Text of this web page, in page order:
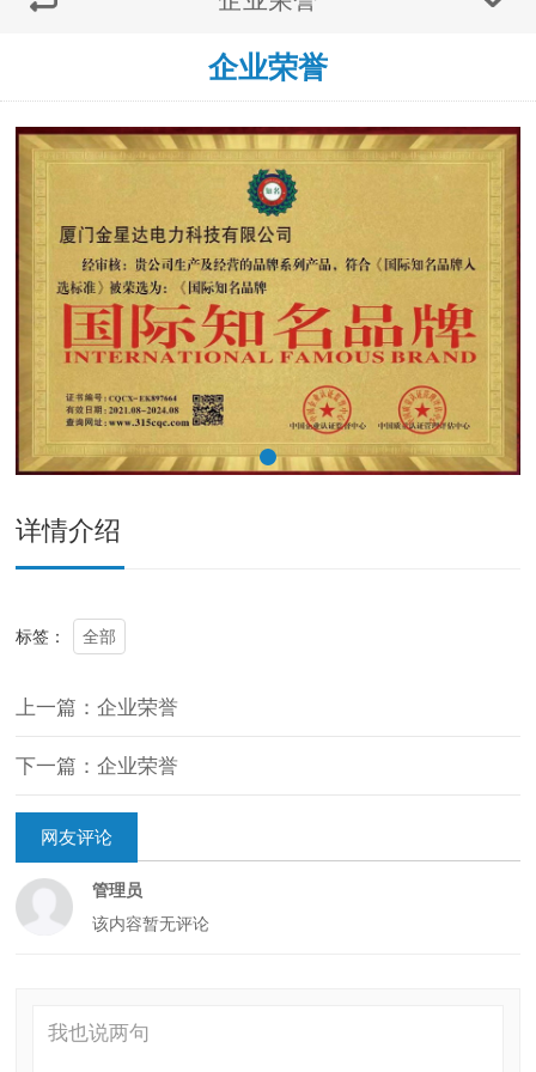
企业荣誉
详情介绍
标签： 全部
上一篇：企业荣誉
下一篇：企业荣誉
网友评论
管理员
该内容暂无评论